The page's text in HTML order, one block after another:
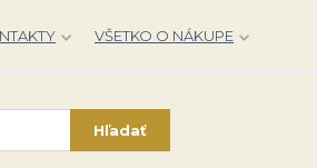
VŠETKO O NÁKUPE
Hľadať